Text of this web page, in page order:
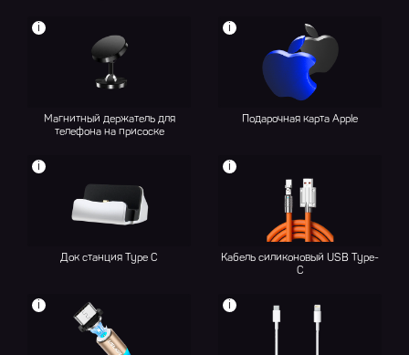
i
Магнитный держатель для
телефона на присоске
i
Подарочная карта Apple
i
Док станция Type C
i
Кабель силиконовый USB Type-
C
i i